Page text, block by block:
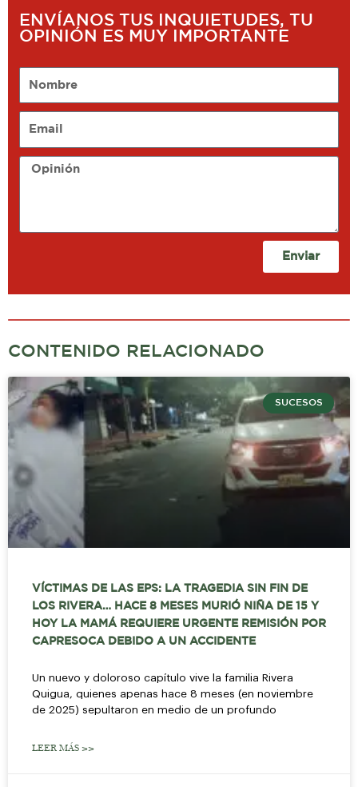
ENVÍANOS TUS INQUIETUDES, TU
OPINIÓN ES MUY IMPORTANTE
Opinión
Enviar
CONTENIDO RELACIONADO
SUCESOS
VÍCTIMAS DE LAS EPS: LA TRAGEDIA SIN FIN DE
LOS RIVERA… HACE 8 MESES MURIÓ NIÑA DE 15 Y
HOY LA MAMÁ REQUIERE URGENTE REMISIÓN POR
CAPRESOCA DEBIDO A UN ACCIDENTE
Un nuevo y doloroso capítulo vive la familia Rivera
Quigua, quienes apenas hace 8 meses (en noviembre
de 2025) sepultaron en medio de un profundo
LEER MÁS >>